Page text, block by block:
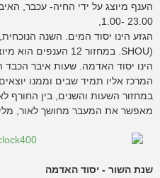
הענף מיוצג על ידי החיה- עכבר,
23.00 -1.00,
(SHOU. במחזור 12 הענפים הוא מיוצג על- ידי
המרכז אליו תמיד שבים וממנו
במחזור השעות והשנים, בין החורף
מאפשר את המעבר מחושך לאור,
שנת השור - יסוד האדמה